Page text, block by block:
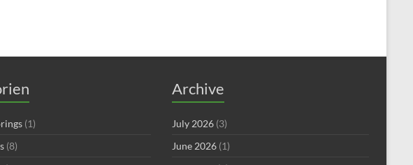
(1)
(8)
Archive
July 2026 (3)
June 2026 (1)